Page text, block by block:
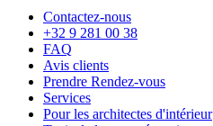
Contactez-nous
+32 9 281 00 38
FAQ
Avis clients
Prendre Rendez-vous
Services
Pour les architectes d'intérieur